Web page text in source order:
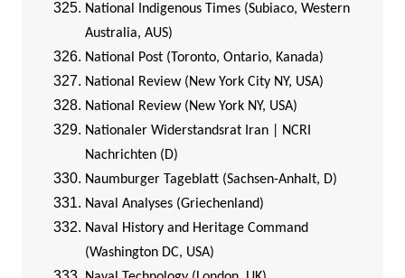
National Indigenous Times (Subiaco, Western
Australia, AUS)
National Post (Toronto, Ontario, Kanada)
National Review (New York City NY, USA)
National Review (New York NY, USA)
Nationaler Widerstandsrat Iran | NCRI
Nachrichten (D)
Naumburger Tageblatt (Sachsen-Anhalt, D)
Naval Analyses (Griechenland)
Naval History and Heritage Command
(Washington DC, USA)